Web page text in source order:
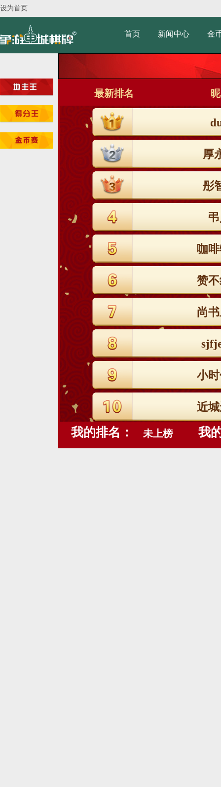
设为首页
首页 新闻中心 金
最新排名
厚
彤
咖
赞
尚
小
近
我的排名： 未上榜 我